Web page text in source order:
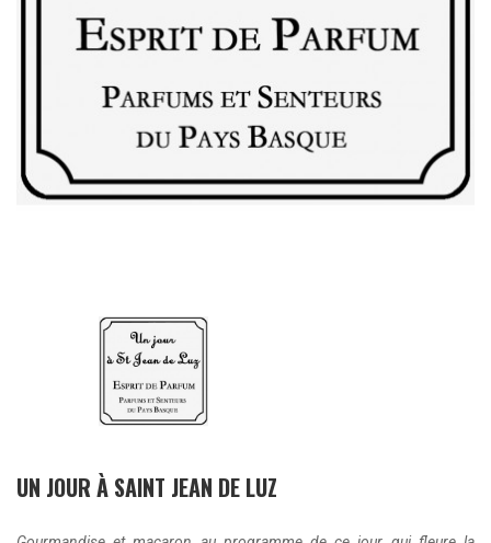
UN JOUR À SAINT JEAN DE LUZ